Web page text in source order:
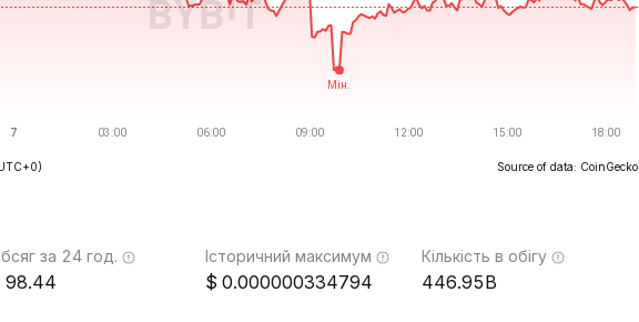
Source of data: CoinGecko
за 24 год.
98.44
Історичний максимум
0.000000334794
Кількість в обігу
446.95B